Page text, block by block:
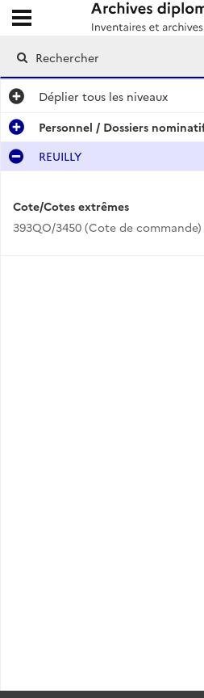
Archives diplomatiques
Ouvrir le menu déroulant
Déplier tous les niveaux
Personnel / Dossiers
REUILLY
Cote/Cotes extrêmes
393QO/3450 (Cote de commande)